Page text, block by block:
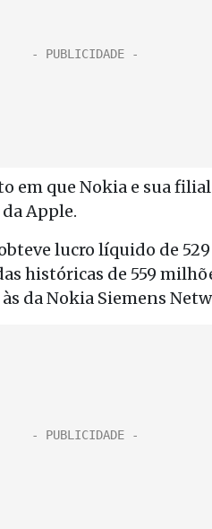
em que Nokia e sua
Apple.
lucro líquido de
históricas de 559
da Nokia Siemens